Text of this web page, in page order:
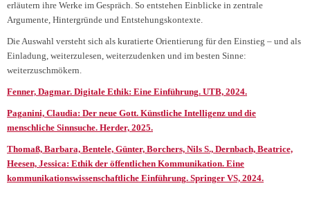
erläutern ihre Werke im Gespräch. So entstehen Einblicke in zentrale
Argumente, Hintergründe und Entstehungskontexte.
Die Auswahl versteht sich als kuratierte Orientierung für den Einstieg – und als
Einladung, weiterzulesen, weiterzudenken und im besten Sinne:
weiterzuschmökern.
Fenner, Dagmar. Digitale Ethik: Eine Einführung. UTB, 2024.
Paganini, Claudia: Der neue Gott. Künstliche Intelligenz und die
menschliche Sinnsuche. Herder, 2025.
Thomaß, Barbara, Bentele, Günter, Borchers, Nils S., Dernbach, Beatrice,
Heesen, Jessica: Ethik der öffentlichen Kommunikation. Eine
kommunikationswissenschaftliche Einführung. Springer VS, 2024.